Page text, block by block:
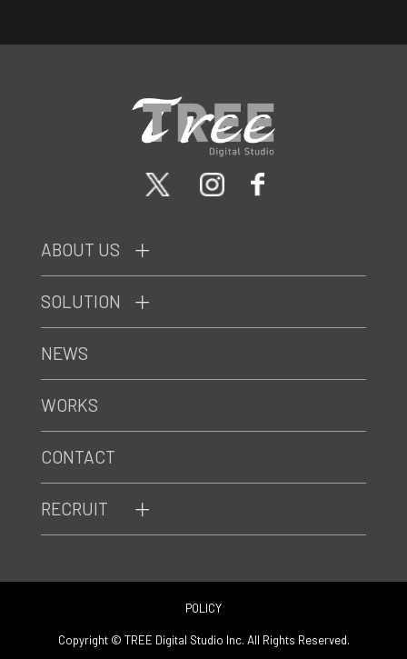
ABOUT US
SOLUTION
RECRUIT
NEWS
WORKS
CONTACT
POLICY
Copyright © TREE Digital Studio Inc. All Rights Reserved.